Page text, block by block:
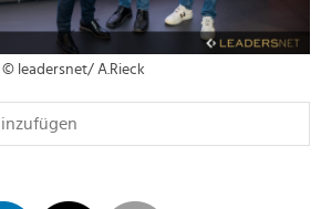
© leadersnet/ A.Rieck